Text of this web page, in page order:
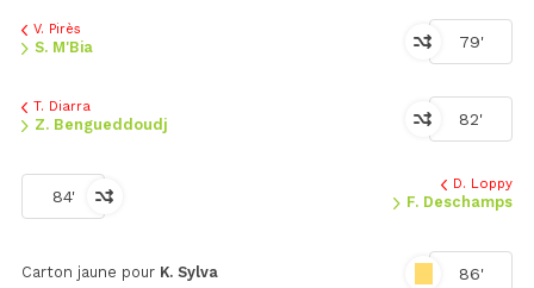
79'
V. Pirès
S. M'Bia
82'
T. Diarra
Z. Bengueddoudj
84'
D. Loppy
F. Deschamps
86'
Carton jaune pour K. Sylva